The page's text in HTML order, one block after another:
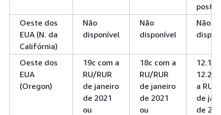
Oeste dos
EUA (N. da
Califórnia)
Não
disponível
Não
disponível
Não
Oeste dos
EUA
(Oregon)
19c com a
RU/RUR
de janeiro
de 2021
ou
18c com a
RU/RUR
de janeiro
de 2021
ou
12.1 e
12.2
a RU/
de
de